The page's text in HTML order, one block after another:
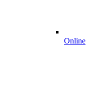
Online